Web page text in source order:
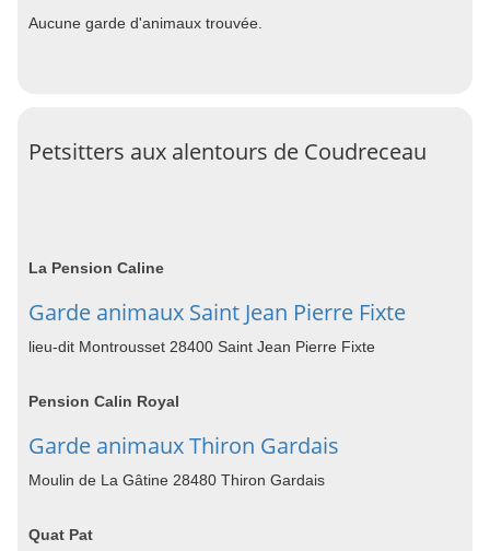
Aucune garde d'animaux trouvée.
Petsitters aux alentours de Coudreceau
La Pension Caline
Garde animaux Saint Jean Pierre Fixte
lieu-dit Montrousset 28400 Saint Jean Pierre Fixte
Pension Calin Royal
Garde animaux Thiron Gardais
Moulin de La Gâtine 28480 Thiron Gardais
Quat Pat